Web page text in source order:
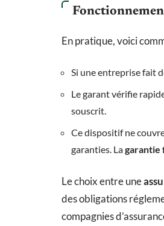
En pratique, voici
Si une entreprise fait
Le garant vérifie
souscrit.
Ce dispositif ne
garanties. Lagarantie
Le choix entre une
des obligations
compagnies